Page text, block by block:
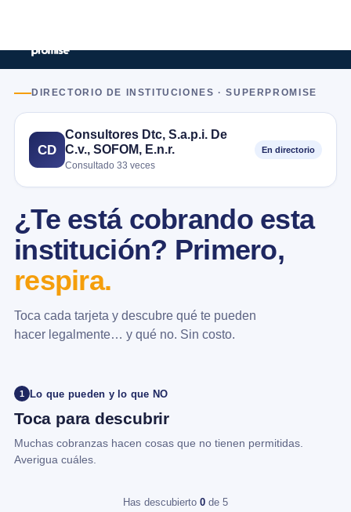
DIRECTORIO DE INSTITUCIONES · SUPERPROMISE
CD
Consultores Dtc, S.a.p.i. De
C.v., SOFOM, E.n.r.
Consultado 33 veces
En directorio
¿Te está cobrando esta
institución? Primero,
respira.
Toca cada tarjeta y descubre qué te pueden
hacer legalmente… y qué no. Sin costo.
1 Lo que pueden y lo que NO
Toca para descubrir
Muchas cobranzas hacen cosas que no tienen permitidas.
Averigua cuáles.
Has descubierto 0 de 5